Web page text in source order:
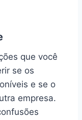
que você
se os
e se o
empresa.